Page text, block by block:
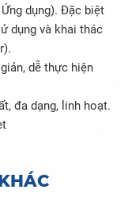
dụng). Đặc biệt
dụng và khai thác
dễ thực hiện
đa dạng, linh hoạt.